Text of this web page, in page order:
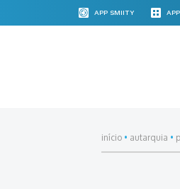
APP SMIITY
início• autarquia •